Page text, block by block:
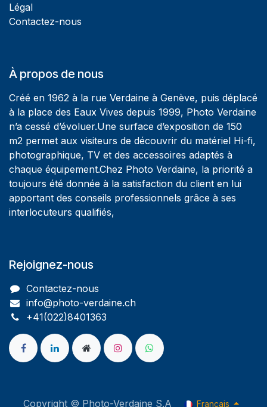
Légal
Contactez-nous
À propos de nous
Créé en 1962 à la rue Verdaine à Genève, puis déplacé
à la place des Eaux Vives depuis 1999, Photo Verdaine
n’a cessé d’évoluer.Une surface d’exposition de 150
m2 permet aux visiteurs de découvrir du matériel Hi-fi,
photographique, TV et des accessoires adaptés à
chaque équipement.Chez Photo Verdaine, la priorité a
toujours été donnée à la satisfaction du client en lui
apportant des conseils professionnels grâce à ses
interlocuteurs qualifiés,
Rejoignez-nous
Contactez-nous
info@photo-verdaine.ch​
​​+41(022)8401363
Copyright © Photo-Verdaine S.A Français